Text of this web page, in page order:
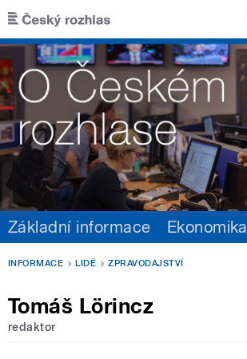
Přejít k hlavnímu obsahu
Základní informace Ekonomika
INFORMACE LIDÉ ZPRAVODAJSTVÍ
Tomáš Lörincz
redaktor